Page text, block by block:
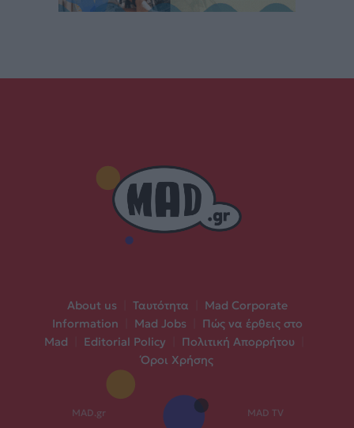
About us Ταυτότητα
Mad Corporate
Information
Mad Jobs
Πώς να έρθεις στο
Mad
Editorial Policy Πολιτική Απορρήτου
Όροι Χρήσης
MAD.gr MAD TV